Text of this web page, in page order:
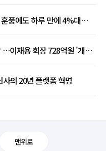
풍에도 하루 만에 4%대
이재용 회장 728억원 '개인
의 20년 플랫폼 혁명
맨위로